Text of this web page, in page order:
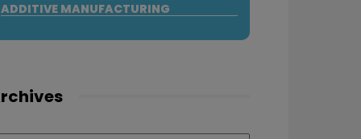
ADDITIVE MANUFACTURING